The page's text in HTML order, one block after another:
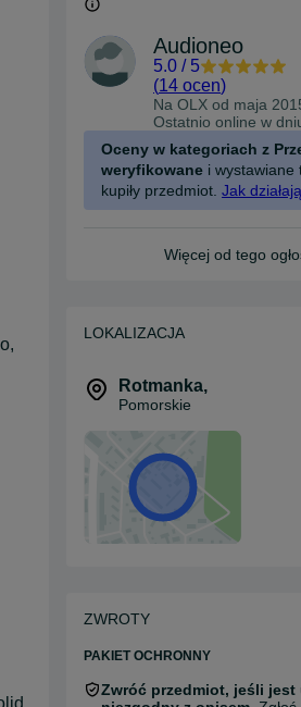
Audioneo
5.0 / 5
(14 ocen)
Na OLX od maja
Ostatnio online w
Oceny w kategoriach z
weryfikowane i wystawiane
kupiły przedmiot. Jak
Więcej od tego
LOKALIZACJA
Rotmanka,
Pomorskie
ZWROTY
PAKIET OCHRONNY
Zwróć przedmiot, jeśli